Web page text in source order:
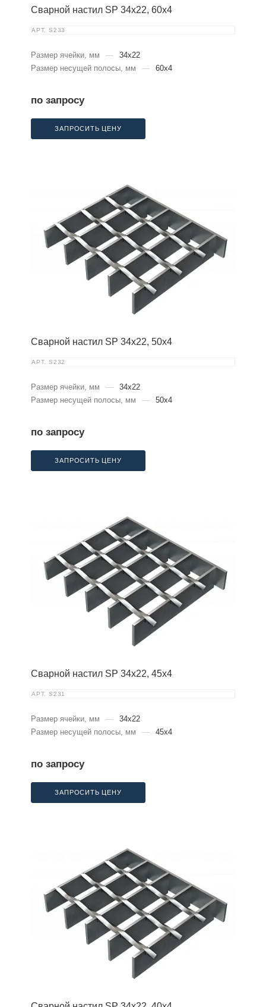
Сварной настил SP 34х22, 60х4
АРТ. S233
Размер ячейки, мм —
34x22
Размер несущей полосы, мм
— 60x4
по запросу
ЗАПРОСИТЬ ЦЕНУ
Сварной настил SP 34х22, 50х4
АРТ. S232
Размер ячейки, мм —
34x22
Размер несущей полосы, мм
— 50x4
по запросу
ЗАПРОСИТЬ ЦЕНУ
Сварной настил SP 34х22, 45х4
АРТ. S231
Размер ячейки, мм —
34x22
Размер несущей полосы, мм
— 45x4
по запросу
ЗАПРОСИТЬ ЦЕНУ